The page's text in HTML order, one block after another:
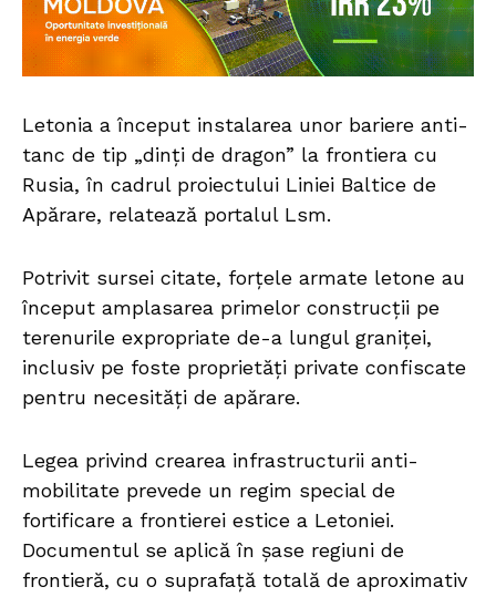
Letonia a început instalarea unor bariere anti-
tanc de tip „dinți de dragon” la frontiera cu
Rusia, în cadrul proiectului Liniei Baltice de
Apărare, relatează portalul Lsm.
Potrivit sursei citate, forțele armate letone au
început amplasarea primelor construcții pe
terenurile expropriate de-a lungul graniței,
inclusiv pe foste proprietăți private confiscate
pentru necesități de apărare.
Legea privind crearea infrastructurii anti-
mobilitate prevede un regim special de
fortificare a frontierei estice a Letoniei.
Documentul se aplică în șase regiuni de
frontieră, cu o suprafață totală de aproximativ